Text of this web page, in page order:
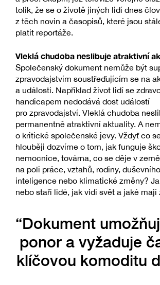
tolik, že se o životě jiných lidí dnes
z těch novin a časopisů, které jsou
platit reportáže.
Vleklá chudoba neslibuje atraktivní
Společenský dokument nemůže být
zpravodajstvím soustřeďujícím se na
a události. Například život lidí se
handicapem nedodává dost událostí
pro zpravodajství. Vleklá chudoba
permanentně atraktivní aktuality. A
o kritické společenské jevy. Vždyť co
hlouběji dozvíme o tom, jak funguje
nemocnice, továrna, co se děje v
na poli práce, vztahů, rodiny,
inteligence nebo klimatické změny?
nebo staří lidé, jak vidí svět a jaké mají
“Dokument
ponor a vyžaduje
klíčovou komoditu